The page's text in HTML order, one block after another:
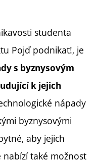
studenta
Pojď podnikat!, je
s byznysovým
k jejich
nápady
byznysovými
aby jejich
také možnost